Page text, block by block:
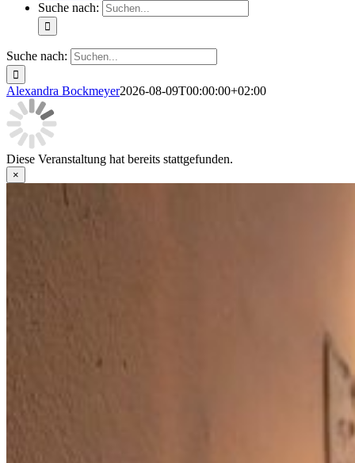
Suche nach:
Suche nach:
Alexandra Bockmeyer2026-08-09T00:00:00+02:00
Diese Veranstaltung hat bereits stattgefunden.
×